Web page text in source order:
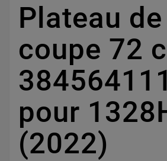
Plateau de
coupe 72
pour
(2022)